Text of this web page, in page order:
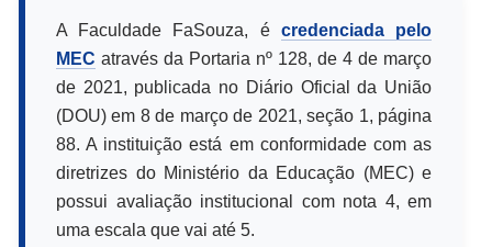
A Faculdade FaSouza, é credenciada pelo
MEC através da Portaria nº 128, de 4 de março
de 2021, publicada no Diário Oficial da União
(DOU) em 8 de março de 2021, seção 1, página
88. A instituição está em conformidade com as
diretrizes do Ministério da Educação (MEC) e
possui avaliação institucional com nota 4, em
uma escala que vai até 5.